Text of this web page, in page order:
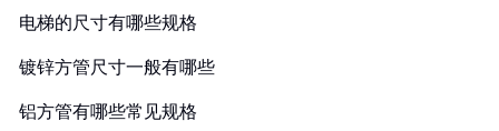
电梯的尺寸有哪些规格
镀锌方管尺寸一般有哪些
铝方管有哪些常见规格